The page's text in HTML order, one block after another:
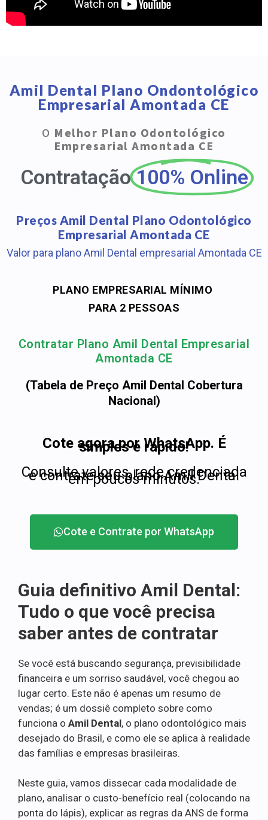
Amil Dental Plano Ondontológico
Empresarial Amontada CE
O Melhor Plano Odontológico
Empresarial Amontada CE
Contratação 100% Online
Preços Amil Dental Plano Odontológico
Empresarial Amontada CE
Valor para plano Amil Dental empresarial Amontada CE
PLANO EMPRESARIAL MÍNIMO
PARA 2 PESSOAS
Contratar Plano Amil Dental Empresarial
Amontada CE
(Tabela de Preço Amil Dental Cobertura
Nacional)
Cote agora por WhatsApp. É
simples e rápido!
Consulte valores, rede credenciada
e contrate seu plano Amil Dental
em poucos minutos.
Cote e Contrate por WhatsApp
Guia definitivo Amil Dental:
Tudo o que você precisa
saber antes de contratar
Se você está buscando segurança, previsibilidade
financeira e um sorriso saudável, você chegou ao
lugar certo. Este não é apenas um resumo de
vendas; é um dossiê completo sobre como
funciona o Amil Dental, o plano odontológico mais
desejado do Brasil, e como ele se aplica à realidade
das famílias e empresas brasileiras.
Neste guia, vamos dissecar cada modalidade de
plano, analisar o custo-benefício real (colocando na
ponta do lápis), explicar as regras da ANS de forma